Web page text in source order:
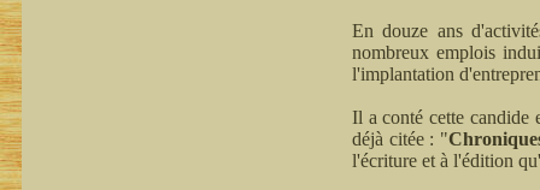
En douze ans
nombreux emplois
l'implantation
Il a conté cette candide
déjà citée : "
l'écriture et à l'édition